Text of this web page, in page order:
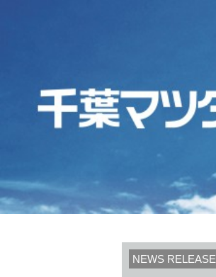
NEWS RELEASE